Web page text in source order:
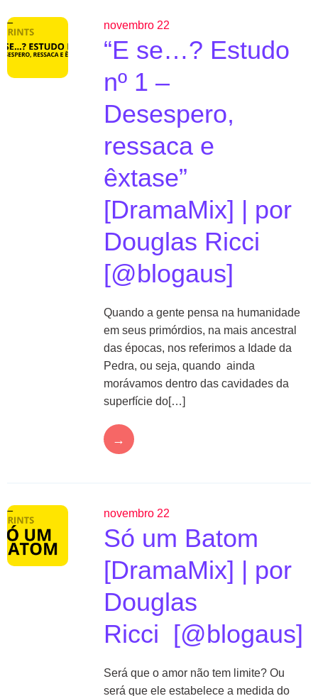
novembro 22
“E se…? Estudo
nº 1 –
Desespero,
ressaca e
êxtase”
[DramaMix] | por
Douglas Ricci
[@blogaus]
Quando a gente pensa na humanidade
em seus primórdios, na mais ancestral
das épocas, nos referimos a Idade da
Pedra, ou seja, quando ainda
morávamos dentro das cavidades da
superfície do[…]
→
novembro 22
Só um Batom
[DramaMix] | por
Douglas
Ricci [@blogaus]
Será que o amor não tem limite? Ou
será que ele estabelece a medida do